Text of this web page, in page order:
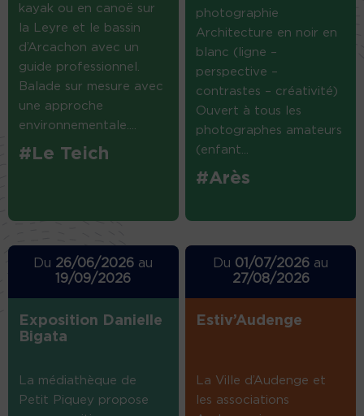
kayak ou en canoë sur
la Leyre et le bassin
d’Arcachon avec un
guide professionnel.
Balade sur mesure avec
une approche
environnementale....
#Le Teich
photographie
Architecture en noir en
blanc (ligne –
perspective –
contrastes – créativité)
Ouvert à tous les
photographes amateurs
(enfant...
#Arès
Du 26/06/2026 au
19/09/2026
Exposition Danielle
Bigata
La médiathèque de
Petit Piquey propose
Du 01/07/2026 au
27/08/2026
Estiv’Audenge
La Ville d’Audenge et
les associations